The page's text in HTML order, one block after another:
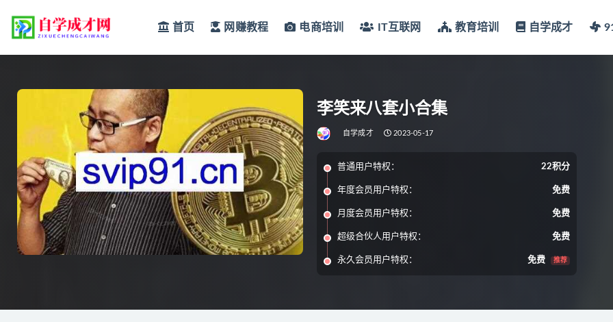
首页 网赚教程 电商培训 IT互联网 教育培训 自学成才
李笑来八套小合集
自学成才 2023-05-17
普通用户特权： 22积分
年度会员用户特权： 免费
月度会员用户特权： 免费
超级合伙人用户特权： 免费
永久会员用户特权： 免费 推荐